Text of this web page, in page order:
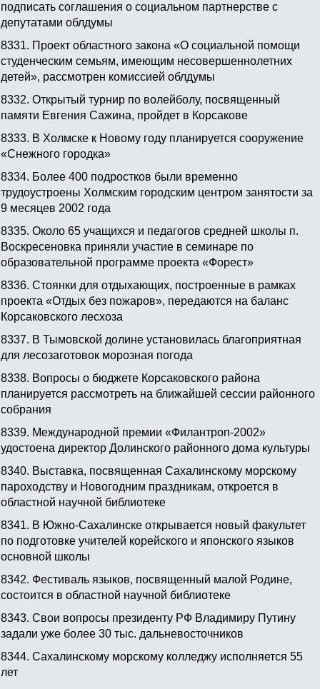
подписать соглашения о социальном партнерстве с
депутатами облдумы
8331. Проект областного закона «О социальной помощи
студенческим семьям, имеющим несовершеннолетних
детей», рассмотрен комиссией облдумы
8332. Открытый турнир по волейболу, посвященный
памяти Евгения Сажина, пройдет в Корсакове
8333. В Холмске к Новому году планируется сооружение
«Снежного городка»
8334. Более 400 подростков были временно
трудоустроены Холмским городским центром занятости за
9 месяцев 2002 года
8335. Около 65 учащихся и педагогов средней школы п.
Воскресеновка приняли участие в семинаре по
образовательной программе проекта «Форест»
8336. Стоянки для отдыхающих, построенные в рамках
проекта «Отдых без пожаров», передаются на баланс
Корсаковского лесхоза
8337. В Тымовской долине установилась благоприятная
для лесозаготовок морозная погода
8338. Вопросы о бюджете Корсаковского района
планируется рассмотреть на ближайшей сессии районного
собрания
8339. Международной премии «Филантроп-2002»
удостоена директор Долинского районного дома культуры
8340. Выставка, посвященная Сахалинскому морскому
пароходству и Новогодним праздникам, откроется в
областной научной библиотеке
8341. В Южно-Сахалинске открывается новый факультет
по подготовке учителей корейского и японского языков
основной школы
8342. Фестиваль языков, посвященный малой Родине,
состоится в областной научной библиотеке
8343. Свои вопросы президенту РФ Владимиру Путину
задали уже более 30 тыс. дальневосточников
8344. Сахалинскому морскому колледжу исполняется 55
лет